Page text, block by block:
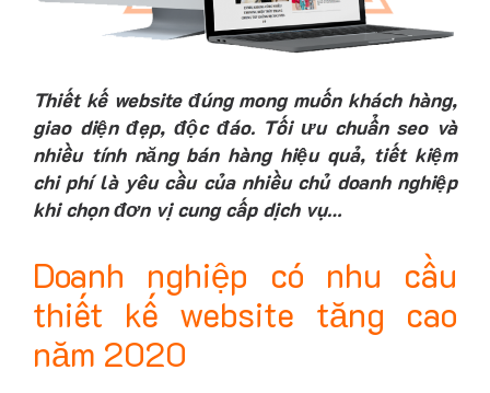
Thiết kế website đúng mong muốn khách hàng,
giao diện đẹp, độc đáo. Tối ưu chuẩn seo và
nhiều tính năng bán hàng hiệu quả, tiết kiệm
chi phí là yêu cầu của nhiều chủ doanh nghiệp
khi chọn đơn vị cung cấp dịch vụ…
Doanh nghiệp có nhu cầu
thiết kế website tăng cao
năm 2020